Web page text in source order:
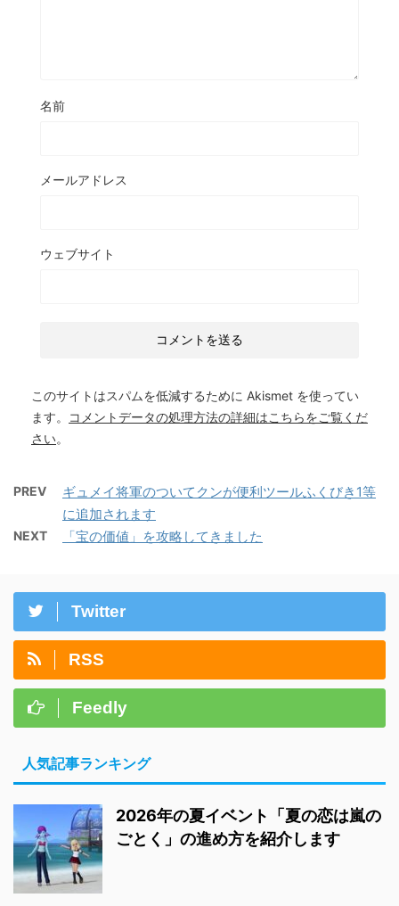
名前
メールアドレス
ウェブサイト
このサイトはスパムを低減するために Akismet を使ってい
ます。
コメントデータの処理方法の詳細はこちらをご覧くだ
さい。
PREV
ギュメイ将軍のついてクンが便利ツールふくびき1等
に追加されます
NEXT 「宝の価値」を攻略してきました
Twitter
RSS
Feedly
人気記事ランキング
2026年の夏イベント「夏の恋は嵐の
ごとく」の進め方を紹介します